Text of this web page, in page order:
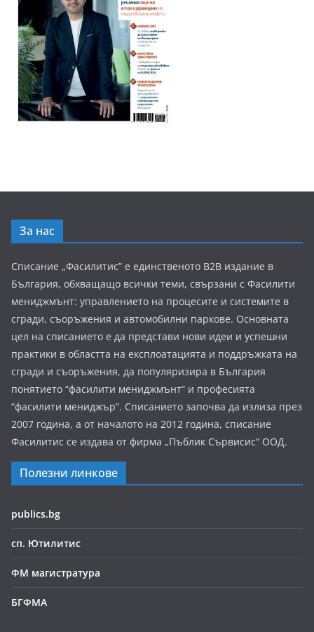
За нас
Списание „Фасилитис” е единственото B2B издание в
България, обхващащо всички теми, свързани с Фасилити
мениджмънт: управлението на процесите и системите в
сгради, съоръжения и автомобилни паркове. Основната
цел на списанието е да представи нови идеи и успешни
практики в областта на експлоатацията и поддръжката на
сгради и съоръжения, да популяризира в България
понятието “фасилити мениджмънт” и професията
“фасилити мениджър”. Списанието започва да излиза през
2007 година, а от началото на 2012 година, списание
Фасилитис се издава от фирма „Пъблик Сървисис“ ООД.
Полезни линкове
publics.bg
сп. Ютилитис
ФМ магистратура
БГФМА